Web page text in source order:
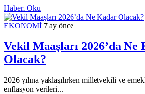
Haberi Oku
EKONOMİ 7 ay önce
Vekil Maaşları 2026’da Ne
Olacak?
2026 yılına yaklaşılırken milletvekili ve
enflasyon verileri...